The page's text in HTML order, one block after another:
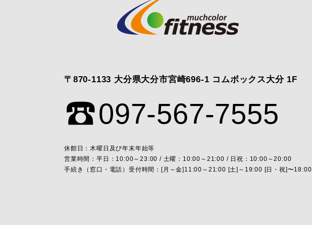
〒870-1133 大分県大分市宮崎696-1 コムボックス大分 1F
097-567-7555
休館日：木曜日及び年末年始等
営業時間：平日：10:00～23:00 / 土曜：10:00～21:00 / 日祝：10:00～20:00
手続き（窓口・電話）受付時間：[月～金]11:00～21:00 [土]～19:00 [日・祝]〜18:00